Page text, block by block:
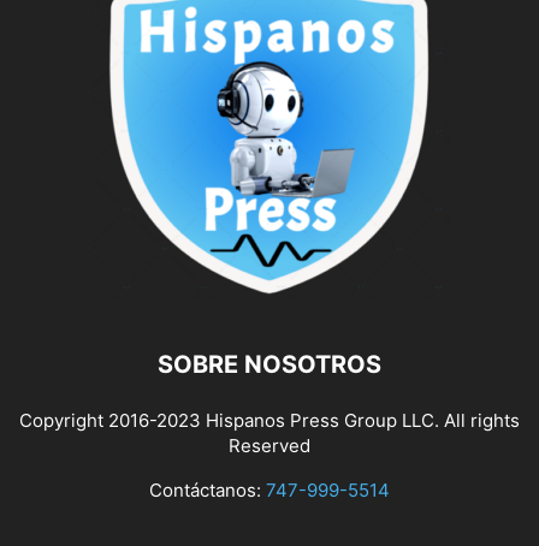
SOBRE NOSOTROS
Copyright 2016-2023 Hispanos Press Group LLC. All rights
Reserved
Contáctanos: 747-999-5514